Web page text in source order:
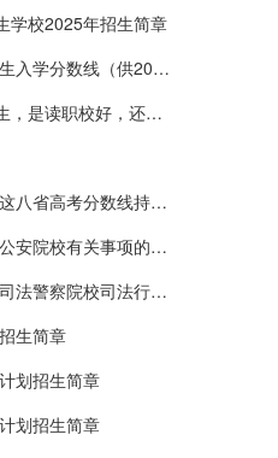
专业化的中等职业技术学校。是四
创新创业实训基地、四川大学...
专业化的中等职业技术学校。是四
创新创业实训基地、四川大学...
业教育学校的学校信息,专业信息,招
业高中、3+2五年制大专的同...
州省遵义市福州路中段，系教育
学校2025年招生简章
宁波外事学校2024年度招生入学分数线（供2025年考生参考）
对于成绩中等偏下的初中生，是读职校好，还是五年制大专好？
教育部发布志愿填报预警 这八省高考分数线持续出炉
2022年关于报考提前批次公安院校有关事项的公告
关于2022年报考提前批次司法警察院校司法行政警察类专业有关事项的公告
生简章
划招生简章
划招生简章